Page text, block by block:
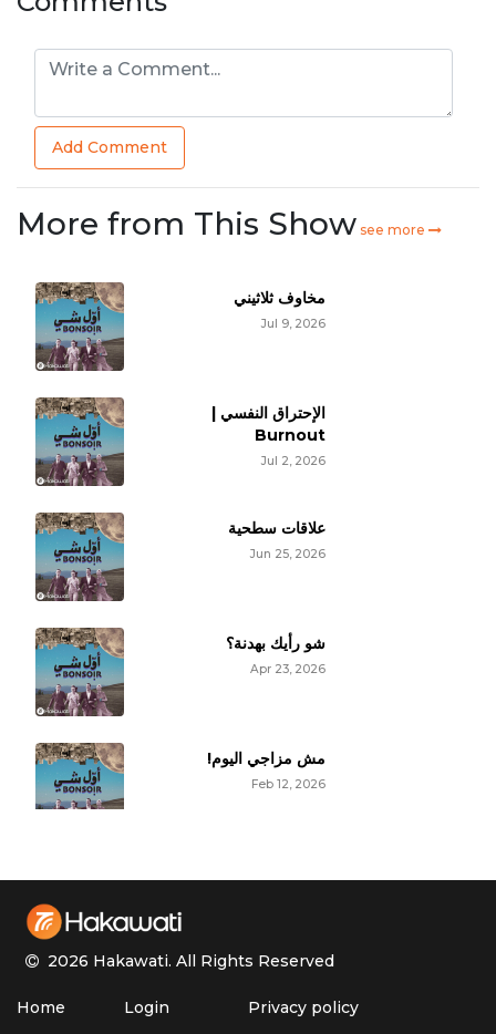
Add Comment
More from This Show see more
مخاوف ثلاثيني
Jul 9, 2026
الإحتراق النفسي |
Burnout
Jul 2, 2026
علاقات سطحية
Jun 25, 2026
شو رأيك بهدنة؟
Apr 23, 2026
مش مزاجي اليوم!
Feb 12, 2026
Jan 22, 2026
2026 Hakawati. All Rights Reserved
Home
Login
Privacy policy